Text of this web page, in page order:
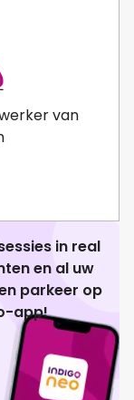
van
in real
en al uw
parkeer op
app!